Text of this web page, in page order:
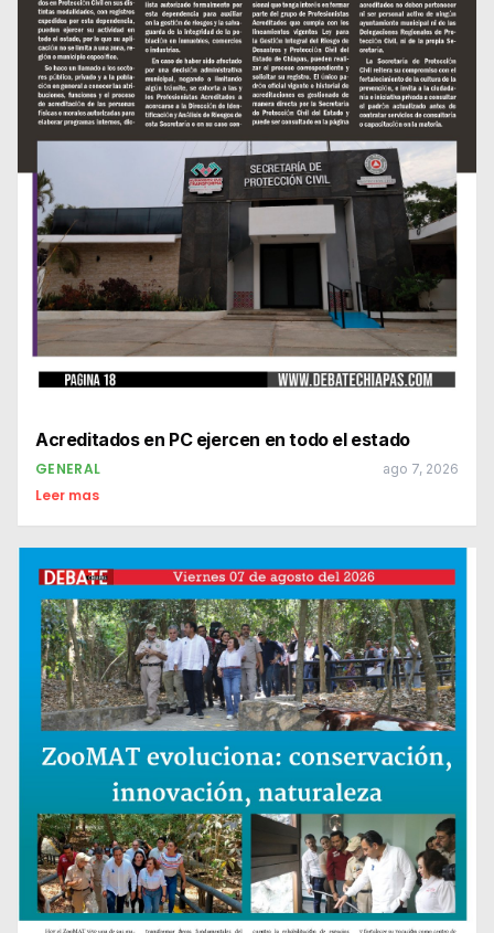
Acreditados en PC ejercen en todo el estado
GENERAL ago 7, 2026
Leer mas